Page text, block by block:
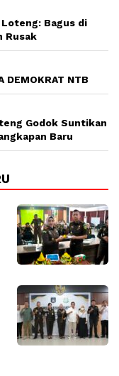
Bagus di
Rusak
DEMOKRAT NTB
Godok Suntikan
Baru